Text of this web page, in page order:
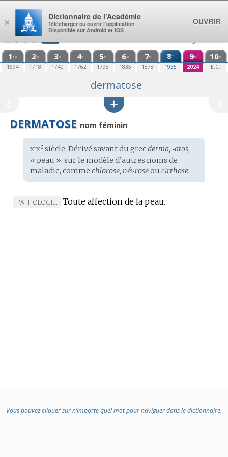
Aller au contenu
1 re
1694
2e
1718
3e
1740
4e
1762
5e
1798
6e
1835
7e
1878
8e
1935
9e
2024
10e
E.C.
dermatose
DERMATOSE nom féminin
Étymologie
:
xixesiècle. Dérivé savant du grecderma, ‑atos,
« peau », sur le modèle d’autres noms de
maladie, comme chlorose, névroseou cirrhose.
MARQUE
PATHOLOGIE. Toute affection de la peau.
Vous pouvez cliquer sur n’importe quel mot pour naviguer dans le dictionnaire.
×
Dictionnaire de l’Académie
Télécharger ou ouvrir l’application
Disponible sur Android et iOS
OUVRIR